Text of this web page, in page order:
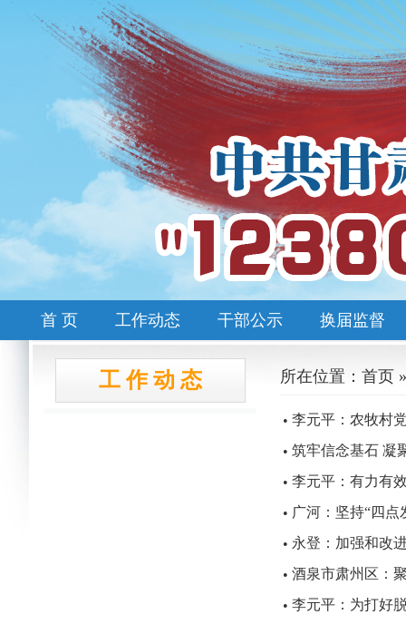
首 页 工作动态 干部公示 换届监督
工 作 动 态 所在位置：首页
• 李元平：农牧村
• 筑牢信念基石 凝
• 李元平：有力有
• 广河：坚持“四点
• 永登：加强和改
• 酒泉市肃州区：
• 李元平：为打好